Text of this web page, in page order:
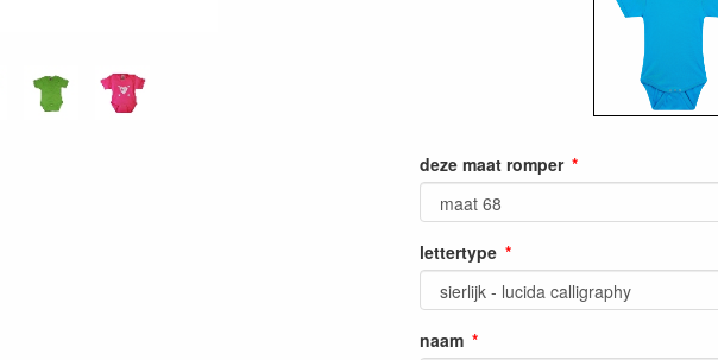
deze maat romper
lettertype
naam